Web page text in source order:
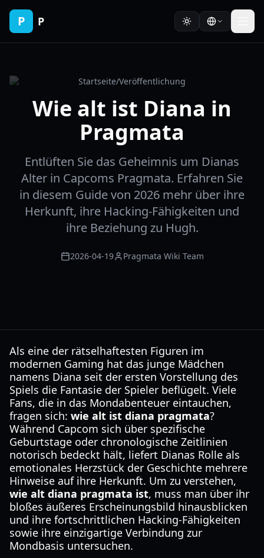
P P
Startseite/Veröffentlichung
Wie alt ist Diana in
Pragmata
Entlüften Sie das Geheimnis um Dianas
Alter in Capcoms Pragmata. Erfahren Sie
in diesem Guide von 2026 mehr über ihre
Herkunft, ihre Hacking-Fähigkeiten und
ihre Beziehung zu Hugh.
2026-04-19 Pragmata Wiki Team
Als eine der rätselhaftesten Figuren im
modernen Gaming hat das junge Mädchen
namens Diana seit der ersten Vorstellung des
Spiels die Fantasie der Spieler beflügelt. Viele
Fans, die in das Mondabenteuer eintauchen,
fragen sich: wie alt ist diana pragmata?
Während Capcom sich über spezifische
Geburtstage oder chronologische Zeitlinien
notorisch bedeckt hält, liefert Dianas Rolle als
emotionales Herzstück der Geschichte mehrere
Hinweise auf ihre Herkunft. Um zu verstehen,
wie alt diana pragmata ist, muss man über ihr
bloßes äußeres Erscheinungsbild hinausblicken
und ihre fortschrittlichen Hacking-Fähigkeiten
sowie ihre einzigartige Verbindung zur
Mondbasis untersuchen.